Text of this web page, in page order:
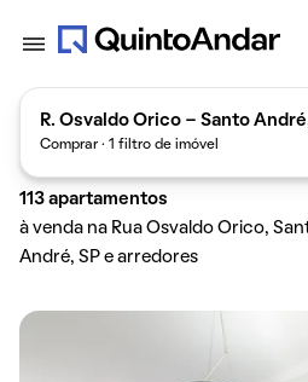
R. Osvaldo Orico - Santo
Comprar · 1 filtro de imóvel
113 apartamentos
à venda na Rua Osvaldo Orico,
André, SP e arredores